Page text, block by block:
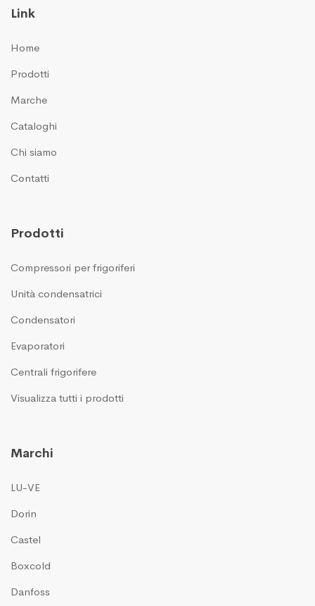
Link
Home
Prodotti
Marche
Cataloghi
Chi siamo
Contatti
Prodotti
Compressori per frigoriferi
Unità condensatrici
Condensatori
Evaporatori
Centrali frigorifere
Visualizza tutti i prodotti
Marchi
LU-VE
Dorin
Castel
Boxcold
Danfoss